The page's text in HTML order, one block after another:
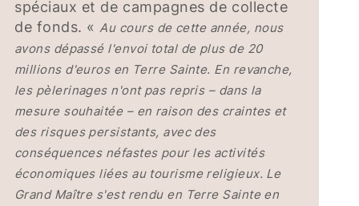
spéciaux et de campagnes de collecte
de fonds. « Au cours de cette année, nous
avons dépassé l'envoi total de plus de 20
millions d'euros en Terre Sainte. En revanche,
les pèlerinages n'ont pas repris – dans la
mesure souhaitée – en raison des craintes et
des risques persistants, avec des
conséquences néfastes pour les activités
économiques liées au tourisme religieux. Le
Grand Maître s'est rendu en Terre Sainte en